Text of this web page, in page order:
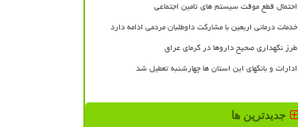
احتمال قطع موقت سیستم های تامین اجتماعی
خدمات درمانی اربعین با مشارکت داوطلبان مردمی ادامه دارد
طرز نگهداری صحیح داروها در گرمای عراق
ادارات و بانکهای این استان ها چهارشنبه تعطیل شد
جدیدترین ها